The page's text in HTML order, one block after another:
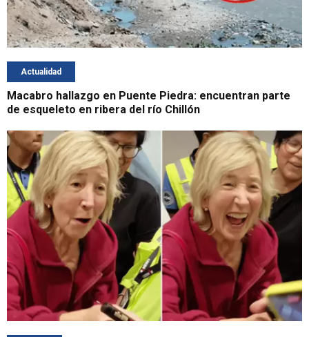
Actualidad
Macabro hallazgo en Puente Piedra: encuentran parte
de esqueleto en ribera del río Chillón